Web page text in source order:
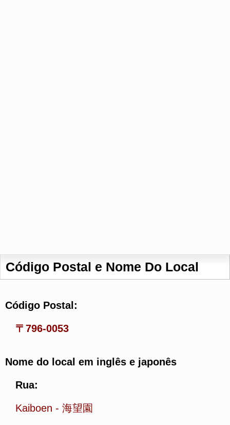
Código Postal e Nome Do Local
Código Postal:
〒796-0053
Nome do local em inglês e japonês
Rua:
Kaiboen - 海望園